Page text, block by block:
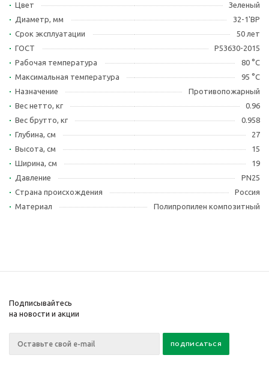
Цвет
Зеленый
Диаметр, мм
32-1'ВР
Срок эксплуатации
50 лет
ГОСТ
Р53630-2015
Рабочая температура
80 °С
Максимальная температура
95 °С
Назначение
Противопожарный
Вес нетто, кг
0.96
Вес брутто, кг
0.958
Глубина, см
27
Высота, см
15
Ширина, см
19
Давление
PN25
Страна происхождения
Россия
Материал
Полипропилен композитный
Подписывайтесь
на новости и акции